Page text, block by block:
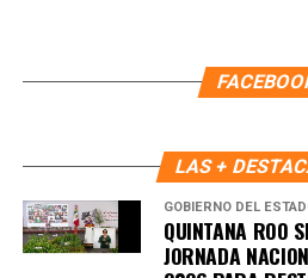
LAS +
GOBIERNO DEL
QUINTANA ROO
JORNADA